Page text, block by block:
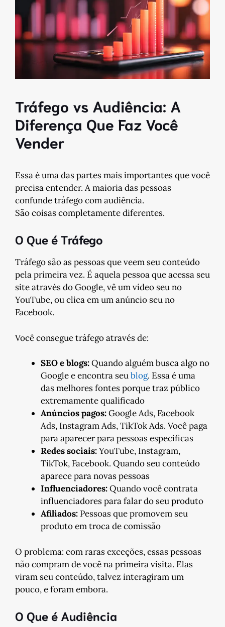
Tráfego vs Audiência: A
Diferença Que Faz Você
Vender
Essa é uma das partes mais importantes que você
precisa entender. A maioria das pessoas
confunde tráfego com audiência.
São coisas completamente diferentes.
O Que é Tráfego
Tráfego são as pessoas que veem seu conteúdo
pela primeira vez. É aquela pessoa que acessa seu
site através do Google, vê um vídeo seu no
YouTube, ou clica em um anúncio seu no
Facebook.
Você consegue tráfego através de:
SEO e blogs:Quando alguém busca algo no
Google e encontra seublog. Essa é uma
das melhores fontes porque traz público
extremamente qualificado
Anúncios pagos:Google Ads, Facebook
Ads, Instagram Ads, TikTok Ads. Você paga
para aparecer para pessoas específicas
Redes sociais:YouTube, Instagram,
TikTok, Facebook. Quando seu conteúdo
aparece para novas pessoas
Influenciadores:Quando você contrata
influenciadores para falar do seu produto
Afiliados: Pessoas que promovem seu
produto em troca de comissão
O problema: com raras exceções, essas pessoas
não compram de você na primeira visita. Elas
viram seu conteúdo, talvez interagiram um
pouco, e foram embora.
O Que é Audiência